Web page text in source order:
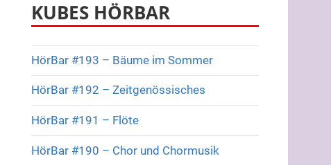
KUBES HÖRBAR
HörBar #193 – Bäume im Sommer
HörBar #192 – Zeitgenössisches
HörBar #191 – Flöte
HörBar #190 – Chor und Chormusik